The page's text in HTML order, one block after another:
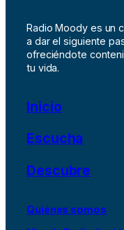
Radio Moody es un
a dar el siguiente
ofreciéndote
tu vida.
Inicio
Escucha
Descubre
Quiénes somos